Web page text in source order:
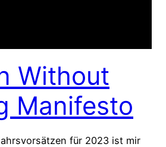
Without
Manifesto
für 2023 ist mir